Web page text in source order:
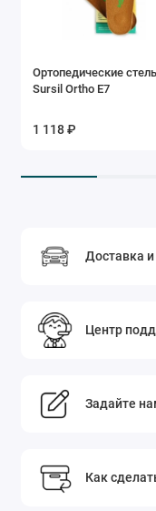
Ортопедические
Sursil Ortho Е7
1 118 ₽
Доставка
Центр
Задайте
Как